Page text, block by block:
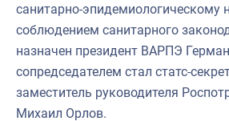
санитарно-эпидемиологическому
соблюдением санитарного
назначен президент ВАРПЭ
сопредседателем стал статс-
заместитель руководителя
Михаил Oрлoв.